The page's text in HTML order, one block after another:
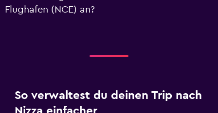
Flughafen (NCE) an?
So verwaltest du deinen Trip nach